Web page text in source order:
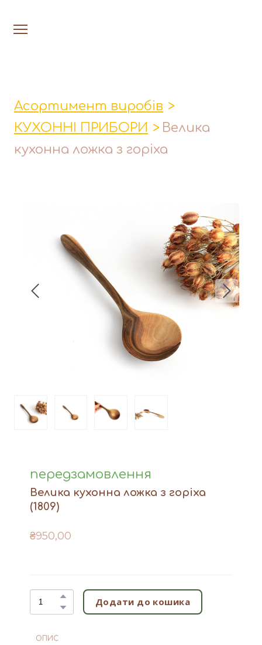
Кухонні прибори
Фруктовниці
Фігури й статуетки
Догляд за виробами
Доставка та оплата
Асортимент виробів
КУХОННІ ПРИБОРИ
Велика
кухонна ложка з горіха
передзамовлення
Велика кухонна ложка з горіха
(1809)
₴950,00
Додати до кошика
ОПИС